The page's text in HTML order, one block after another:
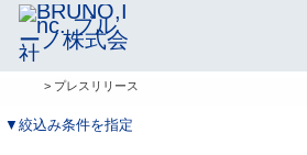
> プレスリリース
▼絞込み条件を指定